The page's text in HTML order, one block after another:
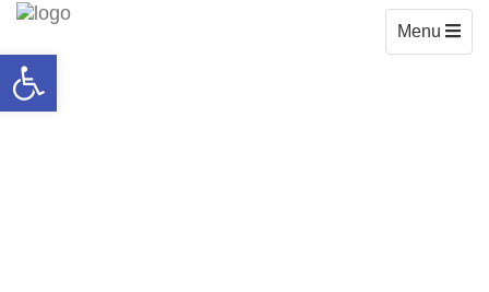
Toggle
navigation
Menu
Open toolbar